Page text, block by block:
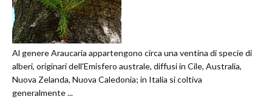
Al genere Araucaria appartengono circa una ventina di specie di
alberi, originari dell'Emisfero australe, diffusi in Cile, Australia,
Nuova Zelanda, Nuova Caledonia; in Italia si coltiva
generalmente ...